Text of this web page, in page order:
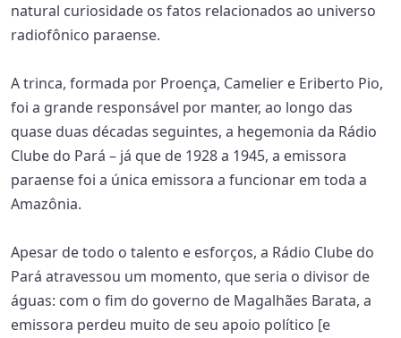
natural curiosidade os fatos relacionados ao universo
radiofônico paraense.
A trinca, formada por Proença, Camelier e Eriberto Pio,
foi a grande responsável por manter, ao longo das
quase duas décadas seguintes, a hegemonia da Rádio
Clube do Pará – já que de 1928 a 1945, a emissora
paraense foi a única emissora a funcionar em toda a
Amazônia.
Apesar de todo o talento e esforços, a Rádio Clube do
Pará atravessou um momento, que seria o divisor de
águas: com o fim do governo de Magalhães Barata, a
emissora perdeu muito de seu apoio político [e